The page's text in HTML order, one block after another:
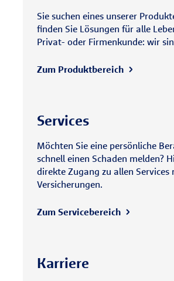
Sie suchen eines unserer
finden Sie Lösungen für alle
Privat- oder Firmenkunde: wir
Zum Produktbereich
Services
Möchten Sie eine persönliche
schnell einen Schaden melden?
direkte Zugang zu allen Services
Versicherungen.
Zum Servicebereich
Karriere